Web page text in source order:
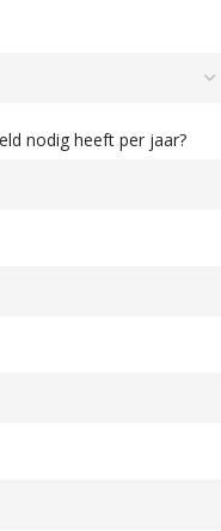
nodig heeft per jaar?